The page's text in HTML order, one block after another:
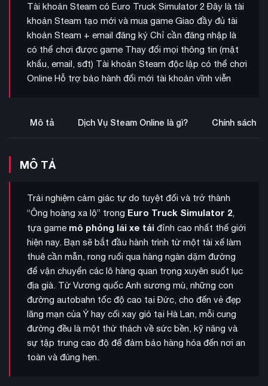
Tài khoản Steam có Euro Truck Simulator 2 Đây là tài
khoản Steam tạo mới và mua game Giao đầy đủ tài
khoản Steam + email đăng ký Chỉ cần đăng nhập là
có thể chơi được game Thay đổi mọi thông tin (mật
khẩu, email, sđt) Tài khoản Steam độc lập có thể chơi
Online Hỗ trợ bảo hành đổi mới tài khoản vĩnh viễn
Mô tả Dịch Vụ Steam Online là gì? Chính sách
MÔ TẢ
Trải nghiệm cảm giác tự do tuyệt đối và trở thành
“Ông hoàng xa lộ” trong Euro Truck Simulator 2,
tựa game mô phỏng lái xe tải đỉnh cao nhất thế giới
hiện nay. Bạn sẽ bắt đầu hành trình từ một tài xế làm
thuê cần mẫn, rong ruổi qua hàng ngàn dặm đường
để vận chuyển các lô hàng quan trọng xuyên suốt lục
địa già. Từ Vương quốc Anh sương mù, những con
đường autobahn tốc độ cao tại Đức, cho đến vẻ đẹp
lãng mạn của Ý hay cối xay gió tại Hà Lan, mỗi cung
đường đều là một thử thách về sức bền, kỹ năng và
sự tập trung cao độ để đảm bảo hàng hóa đến nơi an
toàn và đúng hẹn.